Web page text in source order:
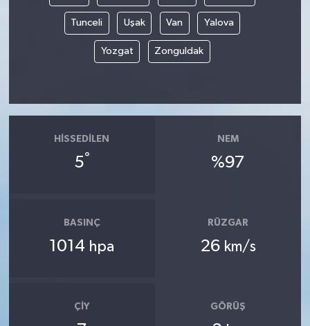
Tunceli Uşak Van Yalova
Yozgat Zonguldak
HISSEDILEN
5°
NEM
%97
BASINÇ
1014 hpa
RÜZGAR
26 km/s
ÇIY GÖRÜŞ